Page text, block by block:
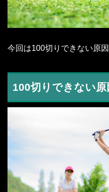
今回は100切りできない原
100切りできない原